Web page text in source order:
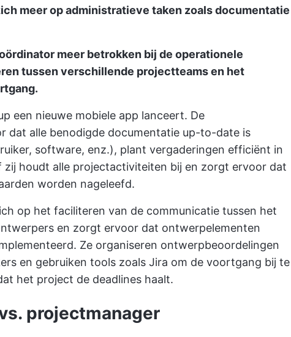
meer op administratieve taken zoals documentatie
meer betrokken bij de operationele
tussen verschillende projectteams en het
een nieuwe mobiele app lanceert. De
dat alle benodigde documentatie up-to-date is
software, enz.), plant vergaderingen efficiënt in
zij houdt alle projectactiviteiten bij en zorgt ervoor dat
worden nageleefd.
op het faciliteren van de communicatie tussen het
en zorgt ervoor dat ontwerpelementen
Ze organiseren ontwerpbeoordelingen
en gebruiken tools zoals Jira om de voortgang bij te
het project de deadlines haalt.
projectmanager